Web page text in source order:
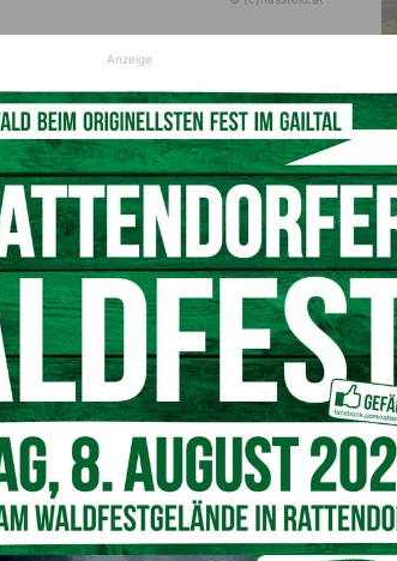
gehen in Betrieb
nunmehr zwei neue Teststationen (auf
dass die heimische
gültigen Antigentest durchführen
des Roten Kreuzes und drei der
gebucht werden.
Hermagor-
Anzeige